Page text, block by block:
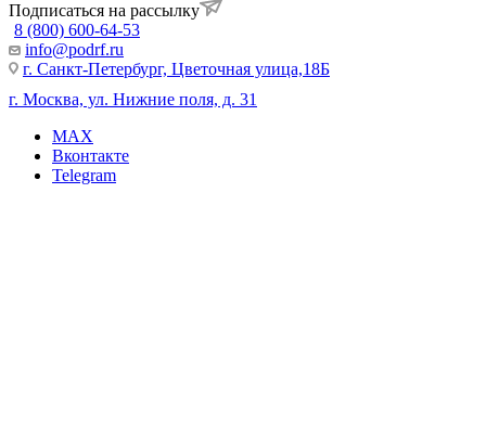
Подписаться на рассылку
8 (800) 600-64-53
info@podrf.ru
г. Санкт-Петербург, Цветочная улица,18Б
г. Москва, ул. Нижние поля, д. 31
MAX
Вконтакте
Telegram